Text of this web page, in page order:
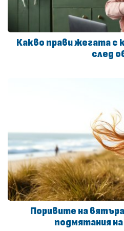
Какво прави жегата с
след
Поривите на
подмятания